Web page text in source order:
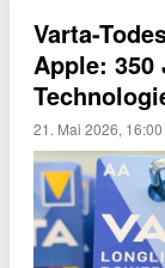
Varta-
Apple: 350
21. Mai 2026,